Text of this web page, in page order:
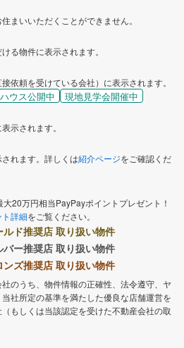
まいいただくことができません。
る物件に表示されます。
依頼を受けている会社）に表示されます。
ウス公開中
現地見学会開催中
示されます。
れます。詳しくは紹介ページをご確認くだ
大20万円相当PayPayポイントプレゼント！
詳細をご覧ください。
ルド推奨店 取り扱い物件
バー推奨店 取り扱い物件
ンズ推奨店 取り扱い物件
のうち、物件情報の正確性、法令遵守、ヤ
社所定の基準を満たした優良な店舗運営を
もしくは当該認定を受けた不動産会社の取